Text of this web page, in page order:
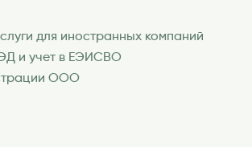
для иностранных компаний
и учет в ЕЭИСВО
ООО